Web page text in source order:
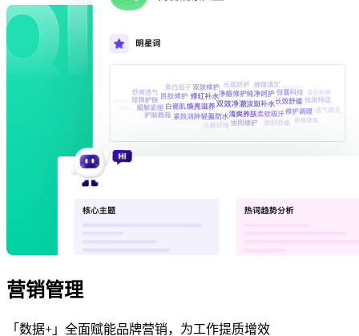
营销管理
「数据+」全面赋能品牌营销，为工作提质增效